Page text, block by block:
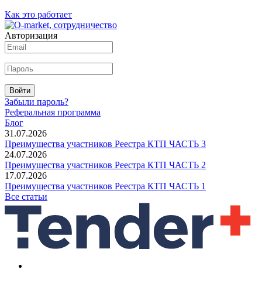
Как это работает
Авторизация
Войти
Забыли пароль?
Реферальная программа
Блог
31.07.2026
Преимущества участников Реестра КТП ЧАСТЬ 3
24.07.2026
Преимущества участников Реестра КТП ЧАСТЬ 2
17.07.2026
Преимущества участников Реестра КТП ЧАСТЬ 1
Все статьи